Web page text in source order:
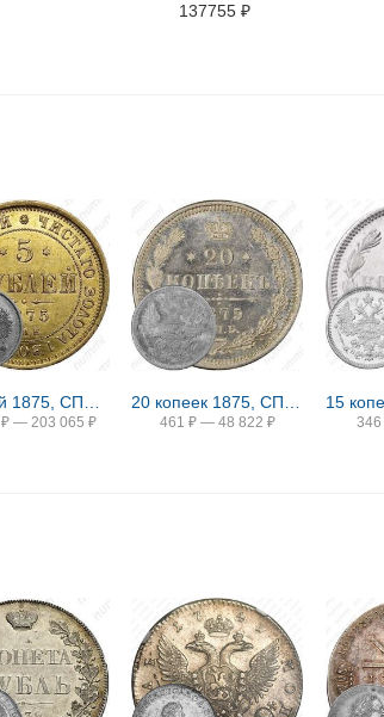
137755 ₽
₽ — 203 065 ₽ 461 ₽ — 48 822 ₽ 346